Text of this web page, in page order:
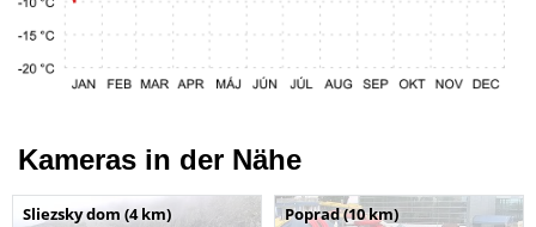
Kameras in der Nähe
Sliezsky dom (4 km) Poprad (10 km)